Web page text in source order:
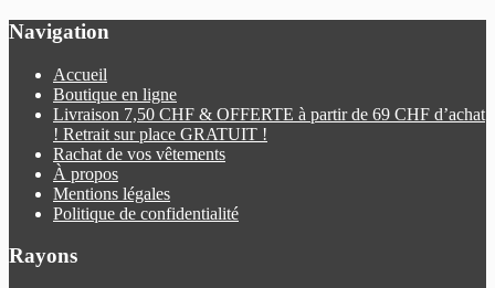
Navigation
Accueil
Boutique en ligne
Livraison 7,50 CHF & OFFERTE à partir de 69 CHF d’achat
! Retrait sur place GRATUIT !
Rachat de vos vêtements
À propos
Mentions légales
Politique de confidentialité
Rayons